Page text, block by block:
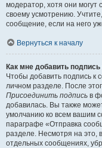
модератор, хотя они могут
своему усмотрению.
сообщение, если на него
Вернуться к началу
Как мне добавить
Чтобы добавить подпись к
личном разделе. После
Присоединить подпись в
добавилась. Вы также
умолчанию ко всем вашим
параграфе «Отправка
разделе. Несмотря на это,
отдельных сообщениях,